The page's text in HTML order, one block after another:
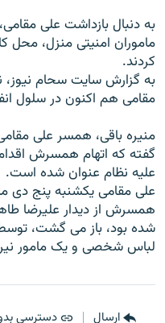
گزارش‌های ویدئویی
English
به ما بپیوندید
زبان‌های دیگر
به دنبال بازداشت علی
ماموران امنيتی منزل، محل
کردند.
به گزارش سايت سحام
مقامی هم اکنون در سلول
منيره باقی، همسر علی
گفته که اتهام همسرش
عليه نظام عنوان شده است.
علی مقامی يکشنبه پنج دی
همسرش از ديدار عليرضا
شده بود، باز می گشت،
لباس شخصی و يک مامور
ارسال دسترسی